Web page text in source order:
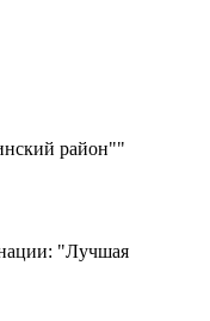
район""
"Лучшая